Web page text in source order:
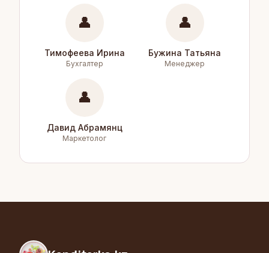
👤
Тимофеева Ирина
Бухгалтер
👤
Бужина Татьяна
Менеджер
👤
Давид Абрамянц
Маркетолог